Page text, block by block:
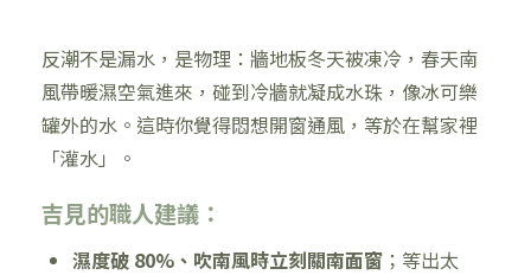
反潮不是漏水，是物理：牆地板冬天被凍冷，春天南
風帶暖濕空氣進來，碰到冷牆就凝成水珠，像冰可樂
罐外的水。這時你覺得悶想開窗通風，等於在幫家裡
「灌水」。
吉見的職人建議：
濕度破 80%、吹南風時立刻關南面窗；等出太